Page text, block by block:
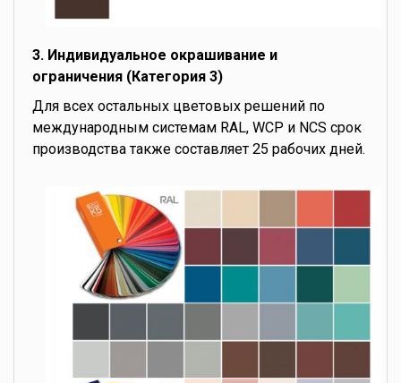
3. Индивидуальное окрашивание и
ограничения (Категория 3)
Для всех остальных цветовых решений по
международным системам RAL, WCP и NCS срок
производства также составляет 25 рабочих дней.